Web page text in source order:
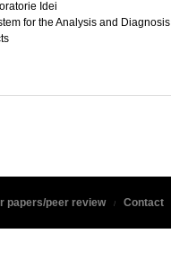
Idei
for the Analysis and Diagnosis
papers/peer review Contact